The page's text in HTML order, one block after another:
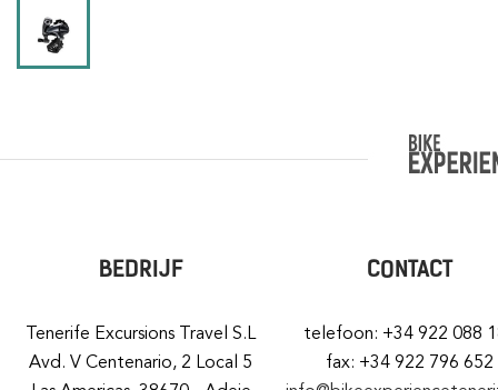
BEDRIJF
Tenerife Excursions Travel S.L
Avd. V Centenario, 2 Local 5
CONTACT
telefoon: +34 922 088
fax: +34 922 796 652